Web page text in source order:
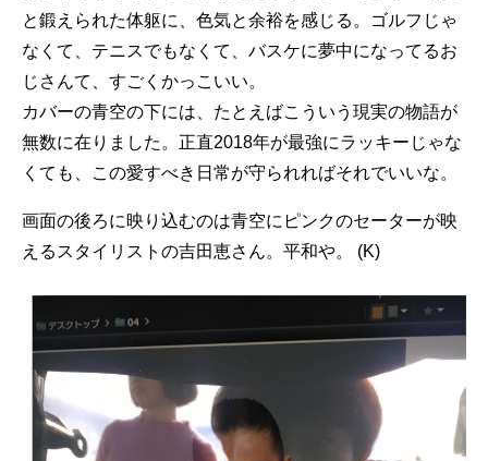
と鍛えられた体躯に、色気と余裕を感じる。ゴルフじゃ
なくて、テニスでもなくて、バスケに夢中になってるお
じさんて、すごくかっこいい。
カバーの青空の下には、たとえばこういう現実の物語が
無数に在りました。正直2018年が最強にラッキーじゃな
くても、この愛すべき日常が守られればそれでいいな。
画面の後ろに映り込むのは青空にピンクのセーターが映
えるスタイリストの吉田恵さん。平和や。 (K)